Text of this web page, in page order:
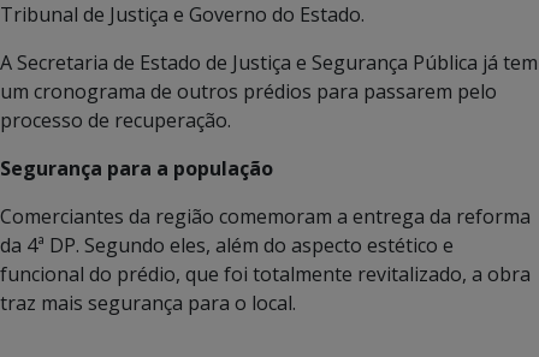
Tribunal de Justiça e Governo do Estado.
A Secretaria de Estado de Justiça e Segurança Pública já tem
um cronograma de outros prédios para passarem pelo
processo de recuperação.
Segurança para a população
Comerciantes da região comemoram a entrega da reforma
da 4ª DP. Segundo eles, além do aspecto estético e
funcional do prédio, que foi totalmente revitalizado, a obra
traz mais segurança para o local.